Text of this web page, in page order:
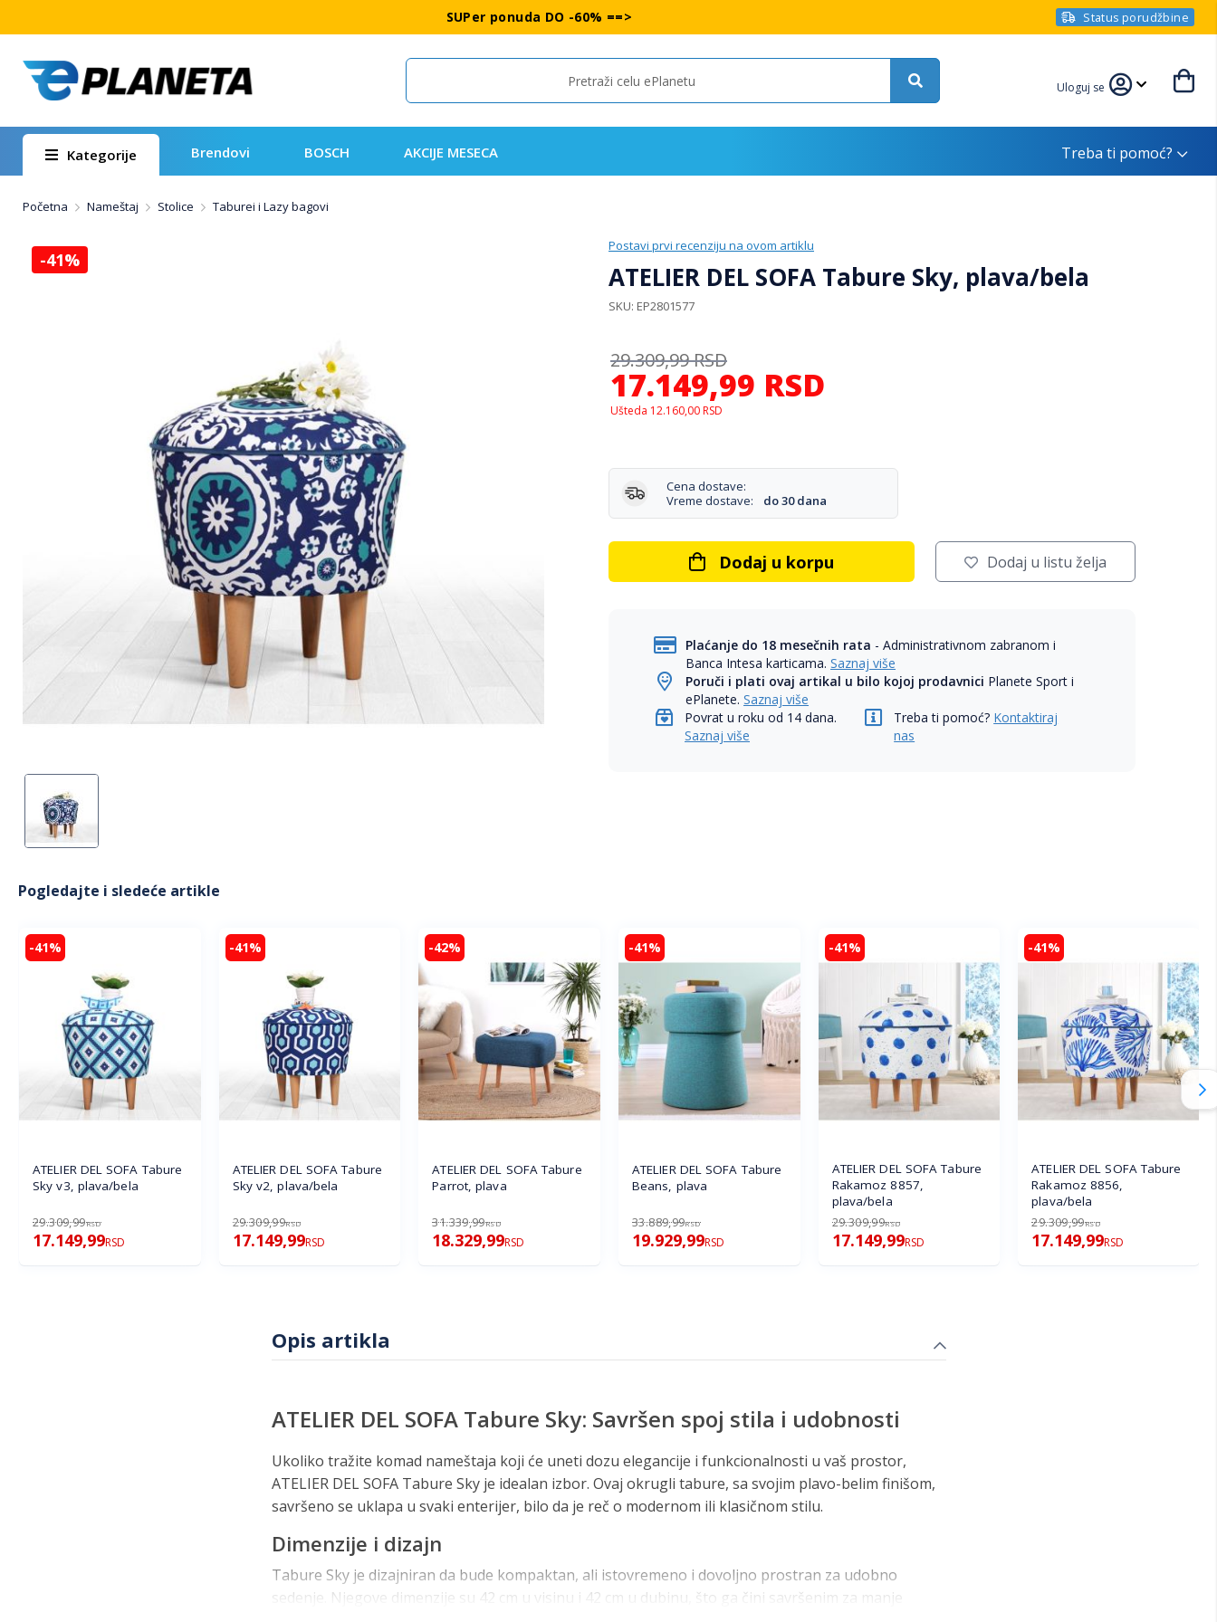
SUPer ponuda DO -60% ==> Status porudžbine
Search Uloguj se
Kategorije Brendovi BOSCH AKCIJE MESECA Treba ti pomoć?
Početna Nameštaj Stolice Taburei i Lazy bagovi
Postavi prvi recenziju na ovom artiklu
ATELIER DEL SOFA Tabure Sky, plava/bela
SKU EP2801577
17.149,99 RSD
29.309,99RSD
Ušteda 12.160,00 RSD
Cena dostave:
Vreme dostave:
do 30 dana
Dodaj u korpu Dodaj u listu želja
Plaćanje do 18 mesečnih rata - Administrativnom zabranom i
Banca Intesa karticama.Saznaj više
Poruči i plati ovaj artikal u bilo kojoj prodavnici Planete Sport i
ePlanete.Saznaj više
Povrat u roku od 14 dana.
Saznaj više
Treba ti pomoć? Kontaktiraj
nas
-41%
Pogledajte i sledeće artikle
-41%
ATELIER DEL SOFA Tabure
Sky v3, plava/bela
29.309,99RSD
17.149,99RSD
-41%
ATELIER DEL SOFA Tabure
Sky v2, plava/bela
29.309,99RSD
17.149,99RSD
-42%
ATELIER DEL SOFA Tabure
Parrot, plava
31.339,99RSD
18.329,99RSD
-41%
ATELIER DEL SOFA Tabure
Beans, plava
33.889,99RSD
19.929,99RSD
-41%
ATELIER DEL SOFA Tabure
Rakamoz 8857,
plava/bela
29.309,99RSD
17.149,99RSD
-41%
ATELIER DEL SOFA Tabure
Rakamoz 8856,
plava/bela
29.309,99RSD
17.149,99RSD
Opis artikla
ATELIER DEL SOFA Tabure Sky: Savršen spoj stila i udobnosti
Ukoliko tražite komad nameštaja koji će uneti dozu elegancije i funkcionalnosti u vaš prostor,
ATELIER DEL SOFA Tabure Sky je idealan izbor. Ovaj okrugli tabure, sa svojim plavo-belim finišom,
savršeno se uklapa u svaki enterijer, bilo da je reč o modernom ili klasičnom stilu.
Dimenzije i dizajn
Tabure Sky je dizajniran da bude kompaktan, ali istovremeno i dovoljno prostran za udobno
sedenje. Njegove dimenzije su 42 cm u visinu i 42 cm u dubinu, što ga čini savršenim za manje